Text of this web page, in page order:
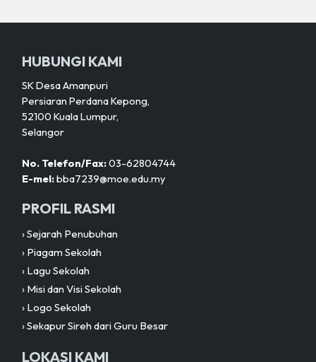
HUBUNGI KAMI
SK Desa Amanpuri
Persiaran Perdana Kepong,
52100 Kuala Lumpur,
Selangor
No. Telefon/Fax:03-62804744
E-mel:bba7239@moe.edu.my
PROFIL RASMI
›Sejarah Penubuhan
› Piagam Sekolah
› Lagu Sekolah
› Misi dan Visi Sekolah
› Logo Sekolah
›Sekapur Sireh dari Guru Besar
LOKASI KAMI